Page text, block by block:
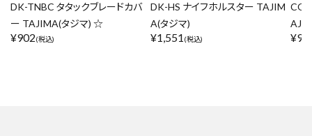
DK-TNBC タタックブレードカバ
ー TAJIMA(タジマ) ☆
¥902(税込)
DK-HS ナイフホルスター TAJIM
A(タジマ)
¥1,551 (税込) ¥